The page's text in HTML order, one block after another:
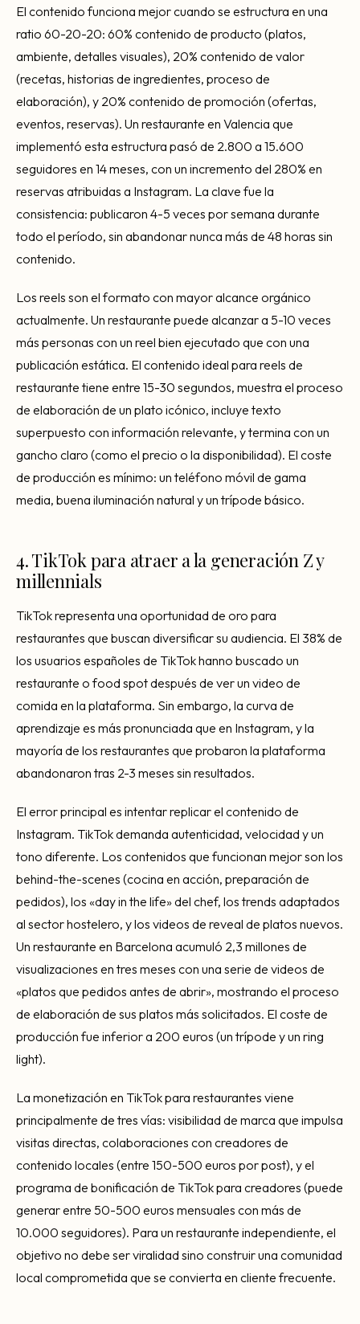
El contenido funciona mejor cuando se estructura en una
ratio 60-20-20: 60% contenido de producto (platos,
ambiente, detalles visuales), 20% contenido de valor
(recetas, historias de ingredientes, proceso de
elaboración), y 20% contenido de promoción (ofertas,
eventos, reservas). Un restaurante en Valencia que
implementó esta estructura pasó de 2.800 a 15.600
seguidores en 14 meses, con un incremento del 280% en
reservas atribuidas a Instagram. La clave fue la
consistencia: publicaron 4-5 veces por semana durante
todo el período, sin abandonar nunca más de 48 horas sin
contenido.
Los reels son el formato con mayor alcance orgánico
actualmente. Un restaurante puede alcanzar a 5-10 veces
más personas con un reel bien ejecutado que con una
publicación estática. El contenido ideal para reels de
restaurante tiene entre 15-30 segundos, muestra el proceso
de elaboración de un plato icónico, incluye texto
superpuesto con información relevante, y termina con un
gancho claro (como el precio o la disponibilidad). El coste
de producción es mínimo: un teléfono móvil de gama
media, buena iluminación natural y un trípode básico.
4. TikTok para atraer a la generación Z y
millennials
TikTok representa una oportunidad de oro para
restaurantes que buscan diversificar su audiencia. El 38% de
los usuarios españoles de TikTok hanno buscado un
restaurante o food spot después de ver un video de
comida en la plataforma. Sin embargo, la curva de
aprendizaje es más pronunciada que en Instagram, y la
mayoría de los restaurantes que probaron la plataforma
abandonaron tras 2-3 meses sin resultados.
El error principal es intentar replicar el contenido de
Instagram. TikTok demanda autenticidad, velocidad y un
tono diferente. Los contenidos que funcionan mejor son los
behind-the-scenes (cocina en acción, preparación de
pedidos), los «day in the life» del chef, los trends adaptados
al sector hostelero, y los videos de reveal de platos nuevos.
Un restaurante en Barcelona acumuló 2,3 millones de
visualizaciones en tres meses con una serie de videos de
«platos que pedidos antes de abrir», mostrando el proceso
de elaboración de sus platos más solicitados. El coste de
producción fue inferior a 200 euros (un trípode y un ring
light).
La monetización en TikTok para restaurantes viene
principalmente de tres vías: visibilidad de marca que impulsa
visitas directas, colaboraciones con creadores de
contenido locales (entre 150-500 euros por post), y el
programa de bonificación de TikTok para creadores (puede
generar entre 50-500 euros mensuales con más de
10.000 seguidores). Para un restaurante independiente, el
objetivo no debe ser viralidad sino construir una comunidad
local comprometida que se convierta en cliente frecuente.